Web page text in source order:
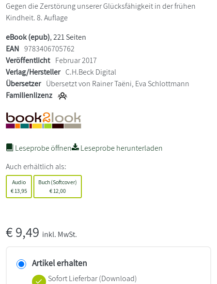
Gegen die Zerstörung unserer Glücksfähigkeit in der frühen
Kindheit. 8. Auflage
eBook (epub), 221 Seiten
EAN 9783406705762
Veröffentlicht Februar 2017
Verlag/Hersteller C.H.Beck Digital
Übersetzer Übersetzt von Rainer Taëni, Eva Schlottmann
Familienlizenz
Leseprobe öffnen
Leseprobe herunterladen
Auch erhältlich als:
Audio
€ 13,95
Buch (Softcover)
€ 12,00
€9,49 inkl. MwSt.
Artikel erhalten
Sofort Lieferbar (Download)